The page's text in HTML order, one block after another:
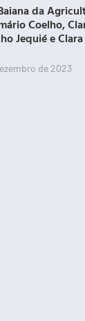
da
Coelho,
Jequié e
de 2023